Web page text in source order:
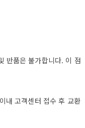
반품은 불가합니다. 이 점
내 고객센터 접수 후 교환